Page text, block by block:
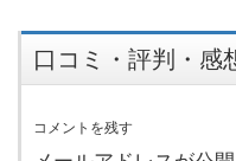
口コミ・評判・感
コメントを残す